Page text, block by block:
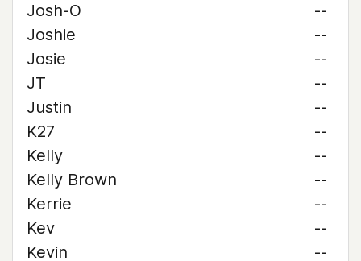
Josh-O
--
Joshie
--
Josie
--
JT
--
Justin
--
K27
--
Kelly
--
Kelly Brown
--
Kerrie
--
Kev
--
Kevin
--